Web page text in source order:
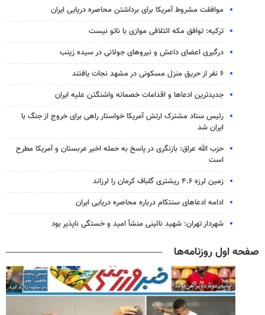
موافقت مشروط آمریکا برای برداشتن محاصره دریایی ایران
ترکیه: توافق مکه ائتلافی موازی با ناتو نیست
درگیری اعضای داعش و نیروهای جولانی در سیده زینب
۶ نفر از حریق منزل مسکونی در مشهد نجات یافتند
جدیدترین ادعاها و اقدامات خصمانه واشنگتن علیه ایران
رئیس ستاد مشترک ارتش آمریکا خواستار راهی برای خروج از جنگ با
ایران شد
حزب الله عراق: بازنگری در پاسخ به حمله اخیر عربستان و آمریکا مطرح
است
زمین لرزه ۴.۶ ریشتری گلباف کرمان را لرزاند
ادامه ادعاهای سنتکام درباره محاصره دریایی ایران
شهردار تهران: شهید نائینی منشأ امید و خستگی‌ ناپذیر بود
صفحه اول روزنامه‌ها